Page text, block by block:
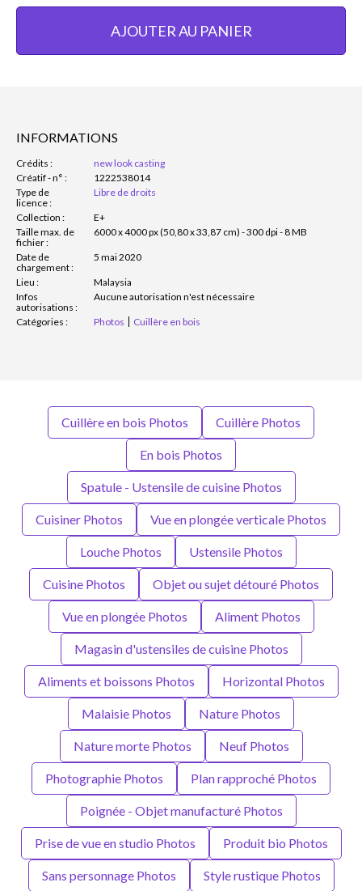
AJOUTER AU PANIER
INFORMATIONS
Crédits :
new look casting
Créatif - n° :
1222538014
Type de
licence :
Libre de droits
Collection :
E+
Taille max. de
fichier :
6000 x 4000 px (50,80 x 33,87 cm) - 300 dpi - 8 MB
Date de
chargement :
5 mai 2020
Lieu :
Malaysia
Infos
autorisations :
Aucune autorisation n'est nécessaire
Catégories : Photos Cuillère en bois
Cuillère en bois Photos Cuillère Photos
En bois Photos
Spatule - Ustensile de cuisine Photos
Cuisiner Photos Vue en plongée verticale Photos
Louche Photos Ustensile Photos
Cuisine Photos Objet ou sujet détouré Photos
Vue en plongée Photos Aliment Photos
Magasin d'ustensiles de cuisine Photos
Aliments et boissons Photos Horizontal Photos
Malaisie Photos Nature Photos
Nature morte Photos Neuf Photos
Photographie Photos Plan rapproché Photos
Poignée - Objet manufacturé Photos
Prise de vue en studio Photos Produit bio Photos
Sans personnage Photos Style rustique Photos